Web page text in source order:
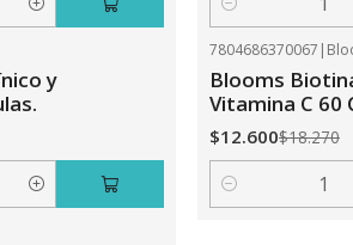
Cantidad
y
7804686370067 |
Blooms
Vitamina C 60
$12.600$18.270
Cantidad